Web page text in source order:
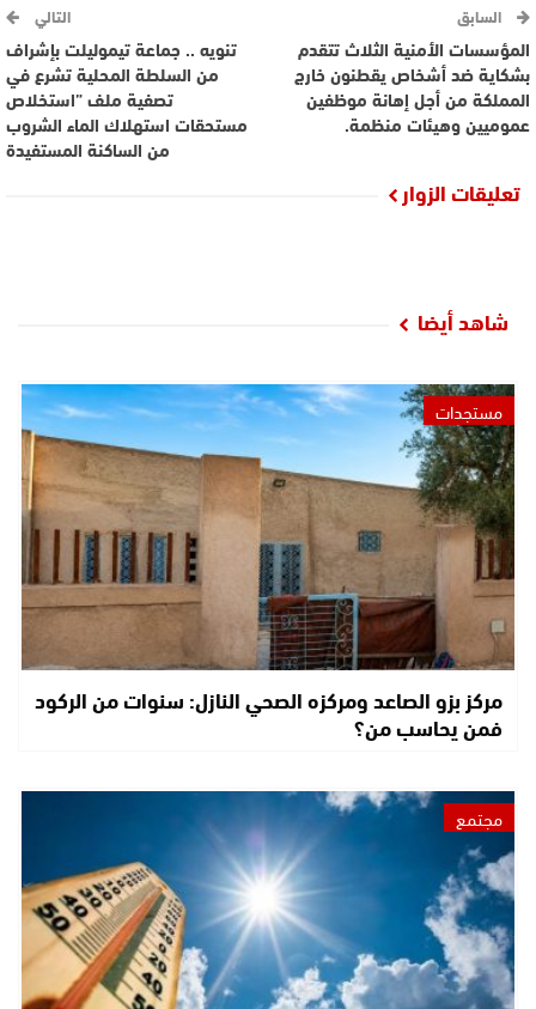
السابق
المؤسسات الأمنية الثلاث تتقدم
بشكاية ضد أشخاص يقطنون خارج
المملكة من أجل إهانة موظفين
عموميين وهيئات منظمة.
التالي
تنويه .. جماعة تيموليلت بإشراف
من السلطة المحلية تشرع في
تصفية ملف ”استخلاص
مستحقات استهلاك الماء الشروب
من الساكنة المستفيدة‎
تعليقات الزوار
شاهد أيضا
مستجدات
مركز بزو الصاعد ومركزه الصحي النازل: سنوات من الركود
فمن يحاسب من؟
مجتمع